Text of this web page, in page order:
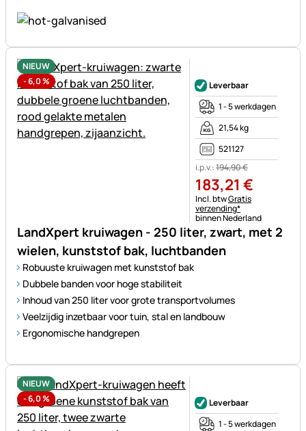
NIEUW
-6,0%
LandXpert kruiwagen - 250 liter, zwart, met 2
wielen, kunststof bak, luchtbanden
Robuuste kruiwagen met kunststof bak
Dubbele banden voor hoge stabiliteit
Inhoud van 250 liter voor grote transportvolumes
Veelzijdig inzetbaar voor tuin, stal en landbouw
Ergonomische handgrepen
Leverbaar
1 - 5 werkdagen
21,54 kg
521127
i.p.v.:194,90€
183,21 €
Belastinginformatie:
Incl. btwGratis
verzending*
binnen Nederland
NIEUW
-6,0%
Leverbaar
1 - 5 werkdagen